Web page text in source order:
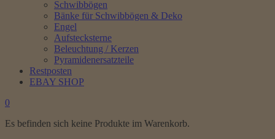
Schwibbögen
Bänke für Schwibbögen & Deko
Engel
Aufstecksterne
Beleuchtung / Kerzen
Pyramidenersatzteile
Restposten
EBAY SHOP
0
Es befinden sich keine Produkte im Warenkorb.